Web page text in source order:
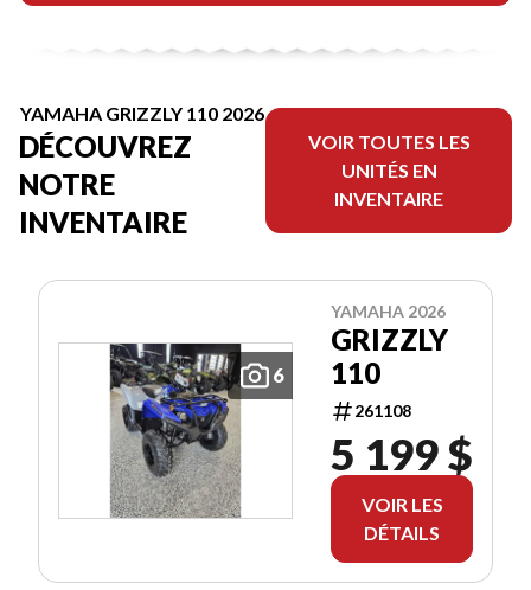
YAMAHA GRIZZLY 110 2026
DÉCOUVREZ
NOTRE
INVENTAIRE
VOIR TOUTES LES
UNITÉS EN
INVENTAIRE
6
YAMAHA 2026
GRIZZLY
110
261108
5 199 $
VOIR LES
DÉTAILS